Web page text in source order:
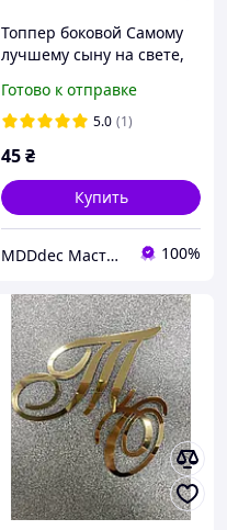
Топпер боковой Самому
лучшему сыну на свете,
топпер на торец торта
для сына
Готово к отправке
5.0 (1)
45₴
Купить
MDDdec Мастерская Дизайна и Декора. 100%